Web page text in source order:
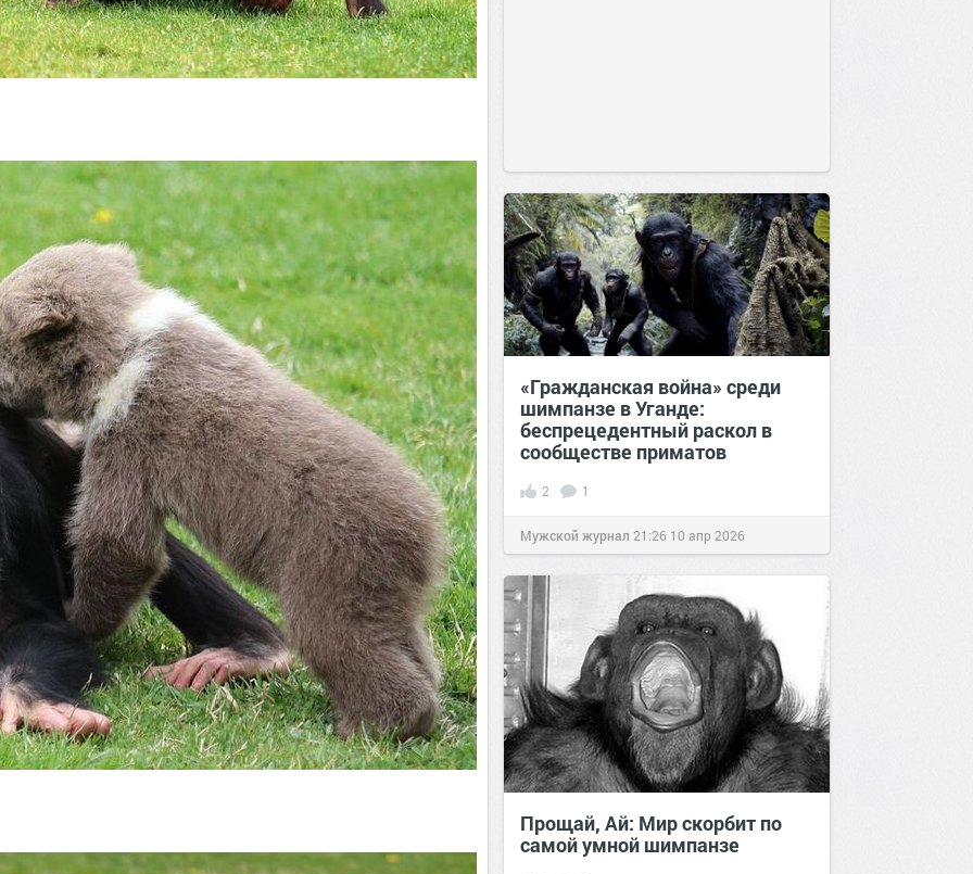
«Гражданская война» среди
шимпанзе в Уганде:
беспрецедентный раскол в
сообществе приматов
2 1
Мужской журнал 21:26 10 апр 2026
Прощай, Ай: Мир скорбит по
самой умной шимпанзе